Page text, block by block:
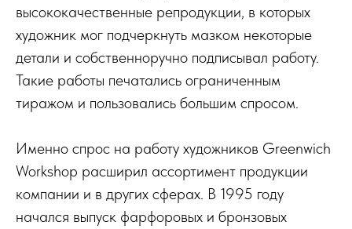
высококачественные репродукции, в которых
художник мог подчеркнуть мазком некоторые
детали и собственноручно подписывал работу.
Такие работы печатались ограниченным
тиражом и пользовались большим спросом.
Именно спрос на работу художников Greenwich
Workshop расширил ассортимент продукции
компании и в других сферах. В 1995 году
начался выпуск фарфоровых и бронзовых